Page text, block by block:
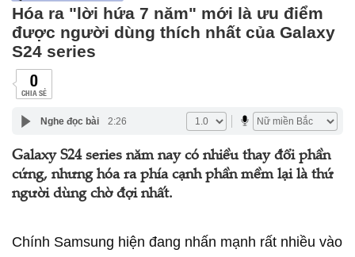
Hóa ra "lời hứa 7 năm" mới là ưu điểm
được người dùng thích nhất của Galaxy
S24 series
0
CHIA SẺ
Nghe đọc bài 2:26
Galaxy S24 series năm nay có nhiều thay đổi phần
cứng, nhưng hóa ra phía cạnh phần mềm lại là thứ
người dùng chờ đợi nhất.
Chính Samsung hiện đang nhấn mạnh rất nhiều vào